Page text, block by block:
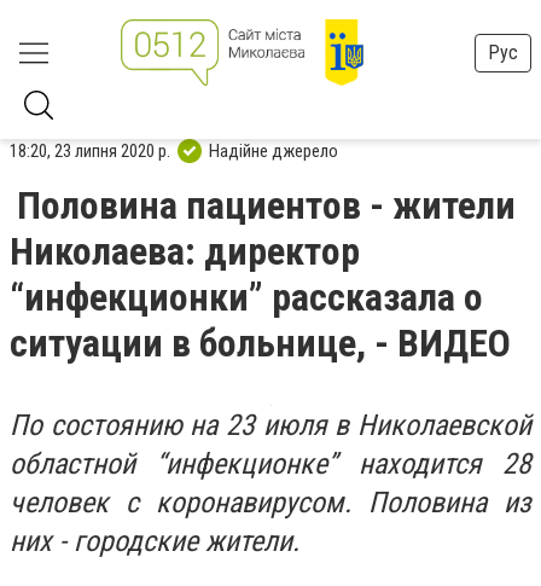
Рус
18:20, 23 липня 2020 р. Надійне джерело
Половина пациентов - жители
Николаева: директор
“инфекционки” рассказала о
ситуации в больнице, - ВИДЕО
По состоянию на 23 июля в Николаевской
областной “инфекционке” находится 28
человек с коронавирусом. Половина из
них - городские жители.